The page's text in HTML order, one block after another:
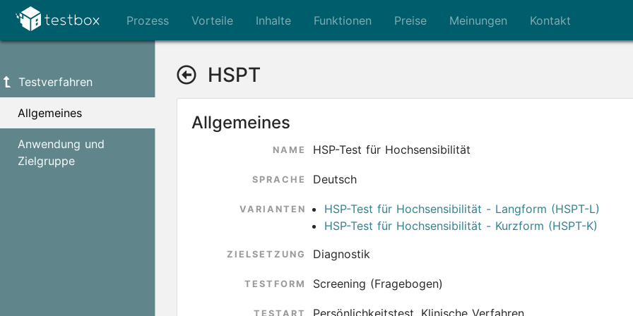
Prozess Vorteile Inhalte Funktionen Preise Meinungen Kontakt
Testverfahren
Allgemeines
Anwendung und
Zielgruppe
HSPT
Allgemeines
NAME HSP-Test für Hochsensibilität
SPRACHE Deutsch
VARIANTEN
HSP-Test für Hochsensibilität - Langform (HSPT-L)
HSP-Test für Hochsensibilität - Kurzform (HSPT-K)
ZIELSETZUNG Diagnostik
TESTFORM Screening (Fragebogen)
TESTART Persönlichkeitstest, Klinische Verfahren